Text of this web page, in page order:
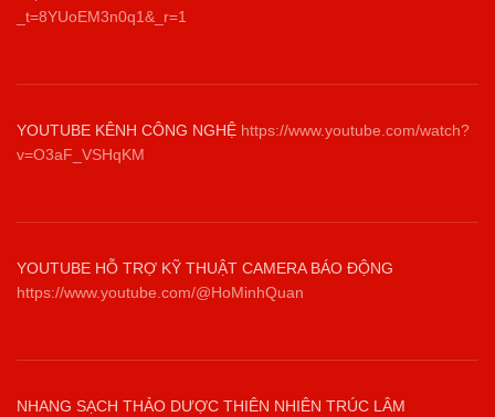
_t=8YUoEM3n0q1&_r=1
YOUTUBE KÊNH CÔNG NGHỆ https://www.youtube.com/watch?
v=O3aF_VSHqKM
YOUTUBE HỖ TRỢ KỸ THUẬT CAMERA BÁO ĐỘNG
https://www.youtube.com/@HoMinhQuan
NHANG SẠCH THẢO DƯỢC THIÊN NHIÊN TRÚC LÂM